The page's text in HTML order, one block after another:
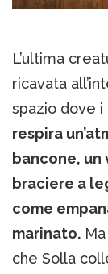
L’ultima
ricavata
spazio dove i
respira
bancone,
braciere a
come
marinato.
che Solla